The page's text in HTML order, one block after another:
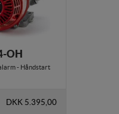
OH
- Håndstart
DKK 5.395,00